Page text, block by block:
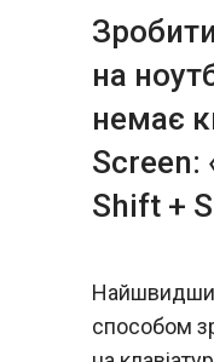
на
немає
Screen:
Shift +
способом